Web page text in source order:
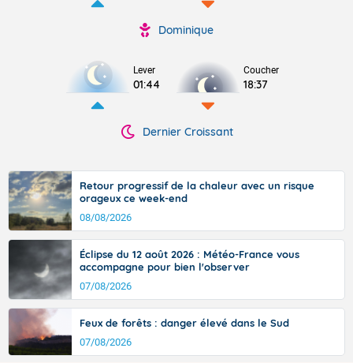
Dominique
Lever
01:44
Coucher
18:37
Dernier Croissant
Retour progressif de la chaleur avec un risque
orageux ce week-end
08/08/2026
Éclipse du 12 août 2026 : Météo-France vous
accompagne pour bien l'observer
07/08/2026
Feux de forêts : danger élevé dans le Sud
07/08/2026